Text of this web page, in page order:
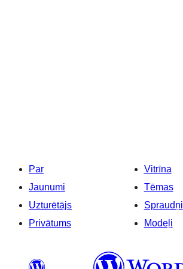
Par
Jaunumi
Uzturētājs
Privātums
Vitrīna
Tēmas
Spraudņi
Modeļi